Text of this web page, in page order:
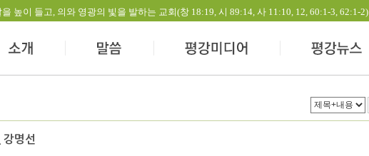
높이 들고, 의와 영광의 빛을 발하는 교회(창 18:19, 시 89:14, 사 11:10, 12, 60:1-3, 62:1-2)
명선